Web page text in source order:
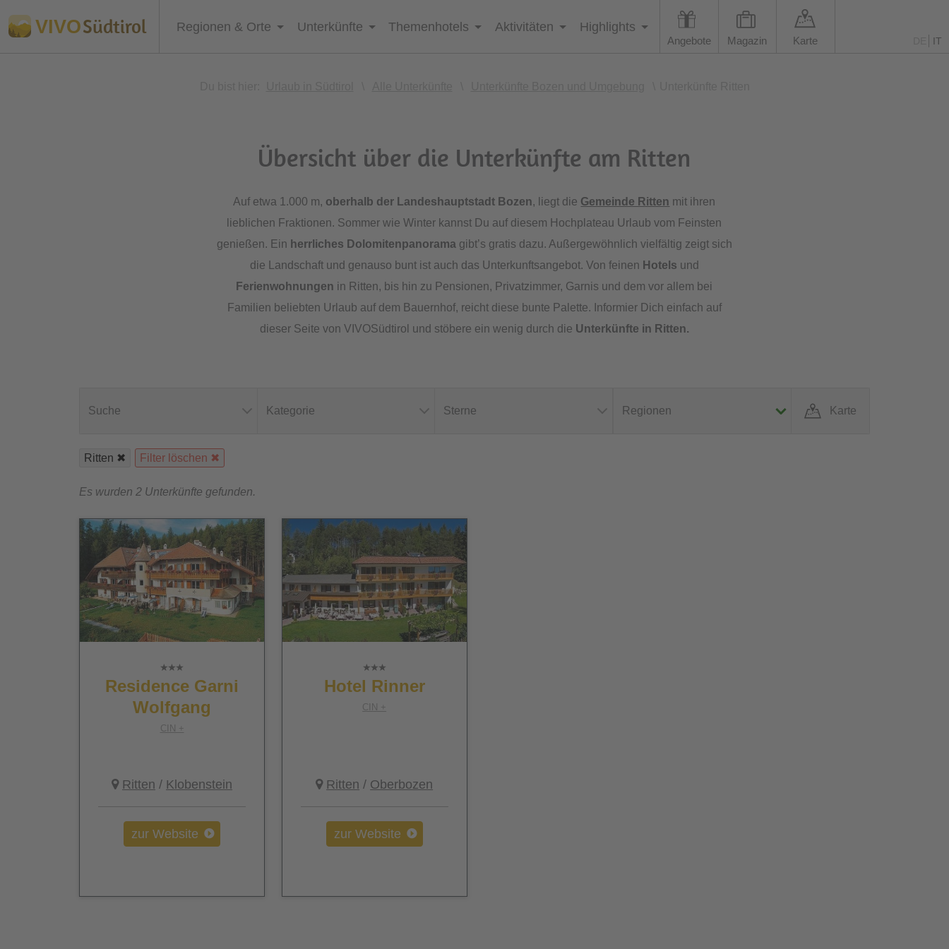
VIVOSüdtirol Regionen & Orte Unterkünfte Themenhotels Aktivitäten Highlights
Angebote Magazin Karte IT
Übersicht über die Unterkünfte am Ritten
Auf etwa 1.000 m, oberhalb der Landeshauptstadt Bozen, liegt die Gemeinde Ritten mit ihren
lieblichen Fraktionen. Sommer wie Winter kannst Du auf diesem Hochplateau Urlaub vom Feinsten
genießen. Ein herrliches Dolomitenpanorama gibt’s gratis dazu. Außergewöhnlich vielfältig zeigt sich
die Landschaft und genauso bunt ist auch das Unterkunftsangebot. Von feinen Hotels und
Ferienwohnungen in Ritten, bis hin zu Pensionen, Privatzimmer, Garnis und dem vor allem bei
Familien beliebten Urlaub auf dem Bauernhof, reicht diese bunte Palette. Informier Dich einfach auf
dieser Seite von VIVOSüdtirol und stöbere ein wenig durch die Unterkünfte in Ritten.
Suche Kategorie Sterne Regionen Karte
Ritten Filter löschen
Es wurden 2 Unterkünfte gefunden.
Residence Garni
Wolfgang
CIN +
Ritten / Klobenstein
zur Website
Hotel Rinner
CIN +
Ritten / Oberbozen
zur Website